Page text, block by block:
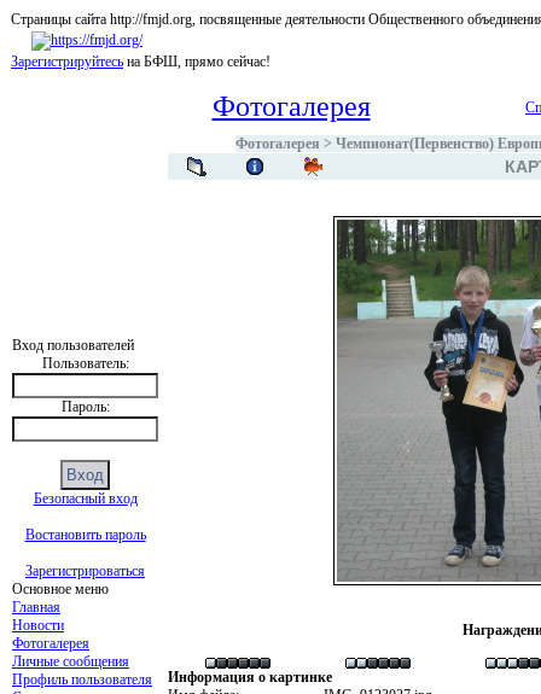
Страницы сайта http://fmjd.org, посвященные деятельности Общественного
Зарегистрируйтесь на БФШ, прямо сейчас!
Вход пользователей
Пользователь:
Пароль:
Безопасный вход
Востановить пароль
Зарегистрироваться
Основное меню
Главная
Новости
Фотогалерея
Личные сообщения
Профиль пользователя
Фотогалерея
Фотогалерея > Чемпионат(Первенство)
Информация о картинке